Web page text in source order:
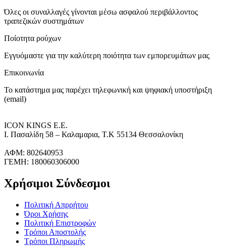
Όλες οι συναλλαγές γίνονται μέσω ασφαλού περιβάλλοντος
τραπεζικών συστημάτων
Ποίοτητα ρούχων
Εγγυόμαστε για την καλύτερη ποιότητα των εμπορευμάτων μας
Επικοινωνία
Το κατάστημα μας παρέχει τηλεφωνική και ψηφιακή υποστήριξη
(email)
ICON KINGS Ε.Ε.
Ι. Πασαλίδη 58 – Καλαμαρια, Τ.Κ 55134 Θεσσαλονίκη
ΑΦΜ: 802640953
ΓΕΜΗ: 180060306000
Χρήσιμοι Σύνδεσμοι
Πολιτική Απρρήτου
Όροι Χρήσης
Πολιτική Επιστροφών
Τρόποι Αποστολής
Τρόποι Πληρωμής